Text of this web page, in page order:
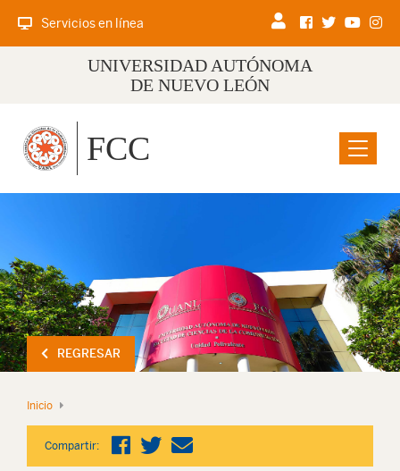
Servicios en línea
UNIVERSIDAD AUTÓNOMA
DE NUEVO LEÓN
Menu
FCC
REGRESAR
Inicio
Compartir: